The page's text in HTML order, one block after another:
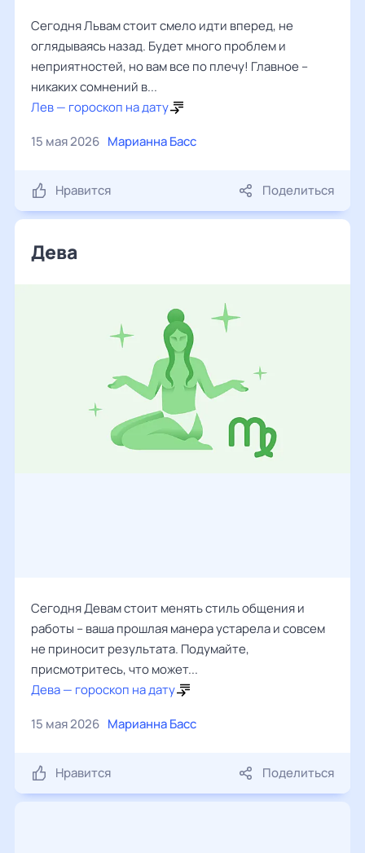
Сегодня Львам стоит смело идти вперед, не
оглядываясь назад. Будет много проблем и
неприятностей, но вам все по плечу! Главное –
никаких сомнений в...
Лев — гороскоп на дату
15 мая 2026 Марианна Басс
Нравится Поделиться
Дева
Сегодня Девам стоит менять стиль общения и
работы – ваша прошлая манера устарела и совсем
не приносит результата. Подумайте,
присмотритесь, что может...
Дева — гороскоп на дату
15 мая 2026 Марианна Басс
Нравится Поделиться